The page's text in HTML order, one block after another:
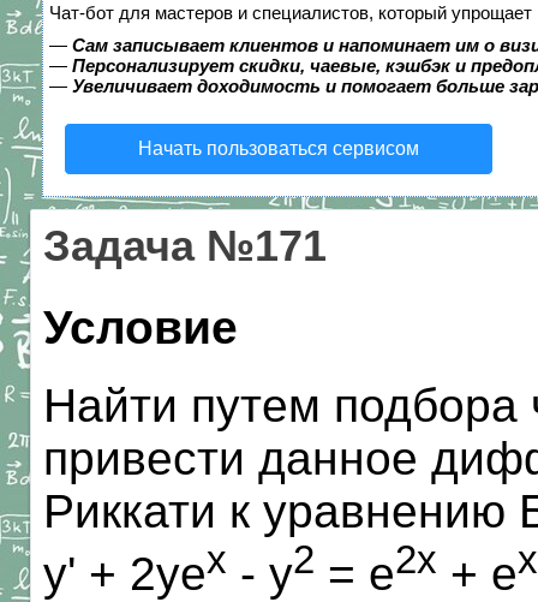
Чат-бот для мастеров и специалистов, который упрощает
— Сам записывает клиентов и напоминает им о
— Персонализирует скидки, чаевые, кэшбэк и
— Увеличивает доходимость и помогает больше
Начать пользоваться сервисом
Задача №171
Условие
Найти путем
привести данное
Риккати к уравнению
y' + 2yex - y2 = e2x + ex